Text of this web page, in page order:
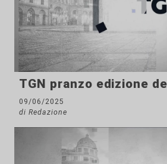
TGN pranzo edizione
09/06/2025
di Redazione